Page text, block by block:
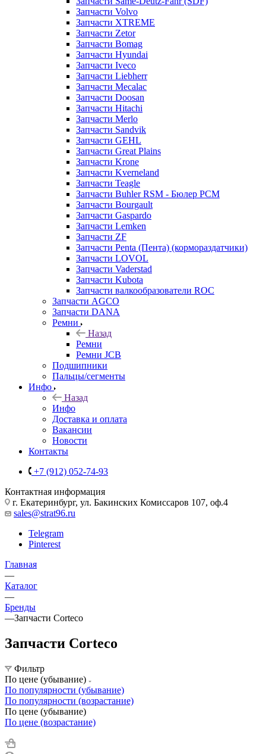
Запчасти Volvo
Запчасти XTREME
Запчасти Zetor
Запчасти Bomag
Запчасти Hyundai
Запчасти Iveco
Запчасти Liebherr
Запчасти Mecalac
Запчасти Doosan
Запчасти Hitachi
Запчасти Merlo
Запчасти Sandvik
Запчасти GEHL
Запчасти Great Plains
Запчасти Krone
Запчасти Kverneland
Запчасти Teagle
Запчасти Buhler RSM - Бюлер РСМ
Запчасти Bourgault
Запчасти Gaspardo
Запчасти Lemken
Запчасти ZF
Запчасти Penta (Пента) (кормораздатчики)
Запчасти LOVOL
Запчасти Vaderstad
Запчасти Kubota
Запчасти валкообразователи ROC
Запчасти AGCO
Запчасти DANA
Ремни
Назад
Ремни
Ремни JCB
Подшипники
Пальцы/сегменты
Инфо
Назад
Инфо
Доставка и оплата
Вакансии
Новости
Контакты
+7 (912) 052-74-93
Контактная информация
г. Екатеринбург, ул. Бакинских Комиссаров 107, оф.4
sales@strat96.ru
Telegram
Pinterest
Главная
—
Каталог
—
Бренды
—Запчасти Corteco
Запчасти Corteco
Фильтр
По цене (убывание)
По популярности (убывание)
По популярности (возрастание)
По цене (убывание)
По цене (возрастание)